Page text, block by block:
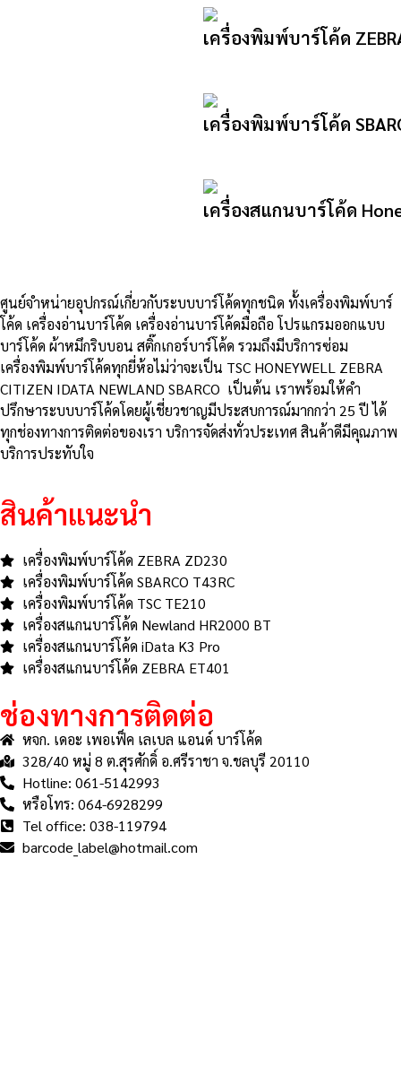
เครื่องพิมพ์บาร์โค้ด
เครื่องพิมพ์บาร์โค้ด
เครื่องสแกนบาร์โค้ด
ศูนย์จําหน่ายอุปกรณ์เกี่ยวกับระบบบาร์โค้ดทุกชนิด ทั้งเครื่องพิมพ์บาร์
โค้ด เครื่องอ่านบาร์โค้ด เครื่องอ่านบาร์โค้ดมือถือ โปรแกรมออกแบบ
บาร์โค้ด ผ้าหมึกริบบอน สติ๊กเกอร์บาร์โค้ด รวมถึงมีบริการซ่อม
เครื่องพิมพ์บาร์โค้ดทุกยี่ห้อไม่ว่าจะเป็น TSC HONEYWELL ZEBRA
CITIZEN IDATA NEWLAND SBARCO เป็นต้น เราพร้อมให้คำ
ปรึกษาระบบบาร์โค้ดโดยผู้เชี่ยวชาญมีประสบการณ์มากกว่า 25 ปี ได้
ทุกช่องทางการติดต่อของเรา บริการจัดส่งทั่วประเทศ สินค้าดีมีคุณภาพ
บริการประทับใจ
สินค้าแนะนำ
เครื่องพิมพ์บาร์โค้ด ZEBRA ZD230
เครื่องพิมพ์บาร์โค้ด SBARCO T43RC
เครื่องพิมพ์บาร์โค้ด TSC TE210
เครื่องสแกนบาร์โค้ด Newland HR2000 BT
เครื่องสแกนบาร์โค้ด iData K3 Pro
เครื่องสแกนบาร์โค้ด ZEBRA ET401
ช่องทางการติดต่อ
หจก. เดอะ เพอเฟ็ค เลเบล แอนด์ บาร์โค้ด
328/40 หมู่ 8 ต.สุรศักดิ์ อ.ศรีราชา จ.ชลบุรี 20110
Hotline: 061-5142993
หรือโทร: 064-6928299
Tel office: 038-119794
barcode_label@hotmail.com